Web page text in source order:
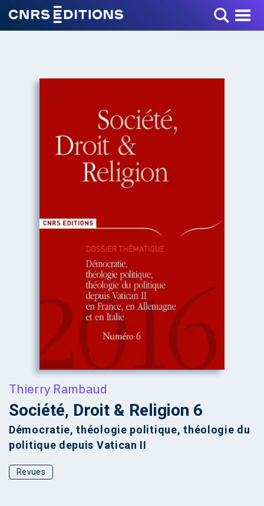
Toggle Menu
+
Thierry Rambaud
Société, Droit & Religion 6
Démocratie, théologie politique, théologie du
politique depuis Vatican II
Revues